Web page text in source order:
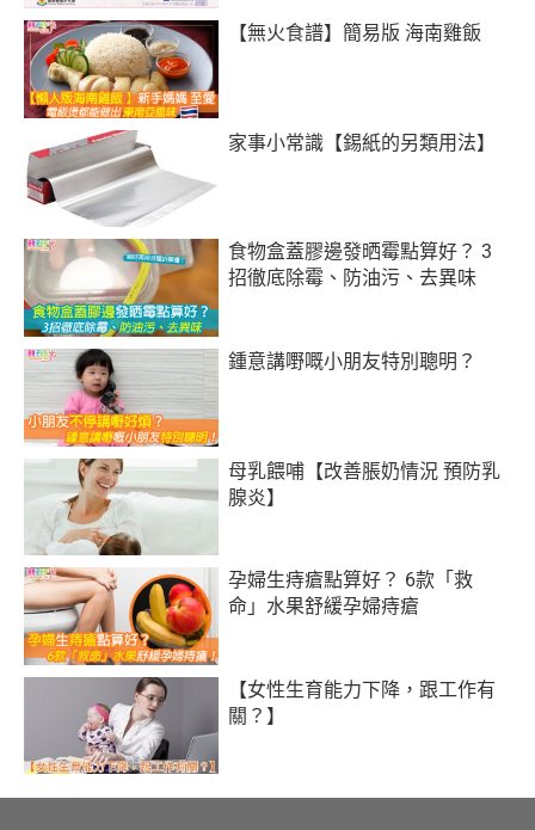
【無火食譜】簡易版 海南雞飯
家事小常識【錫紙的另類用法】
食物盒蓋膠邊發晒霉點算好？ 3
招徹底除霉、防油污、去異味
鍾意講嘢嘅小朋友特別聰明？
母乳餵哺【改善脹奶情況 預防乳
腺炎】
孕婦生痔瘡點算好？ 6款「救
命」水果舒緩孕婦痔瘡
【女性生育能力下降，跟工作有
關？】